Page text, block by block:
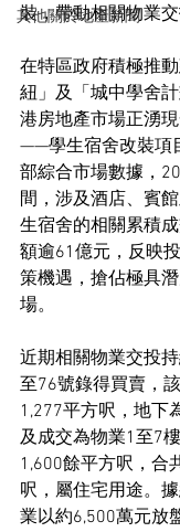
其他關於地產新聞
裝，帶動相關物業交
在特區政府積極推
紐」及「城中學舍
港房地產市場正湧
——學生宿舍改裝項
部綜合市場數據，
間，涉及酒店、賓
生宿舍的相關累積
額逾61億元，反映
策機遇，搶佔極具
場。
近期相關物業交投
至76號錄得買賣，
1,277平方呎，地下
及成交為物業1至7
1,600餘平方呎，合
呎，屬住宅用途。
業以約6,500萬元放